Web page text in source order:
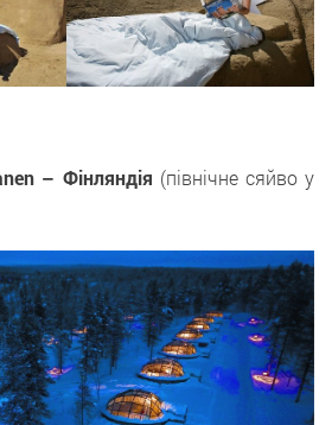
– Фінляндія (північне сяйво у